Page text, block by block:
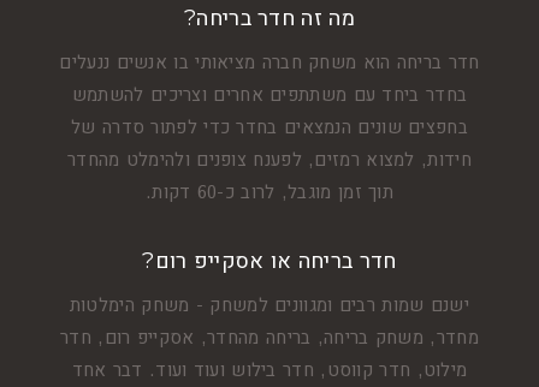
מה זה חדר בריחה?
חדר בריחה הוא משחק חברה מציאותי בו אנשים ננעלים
בחדר ביחד עם משתתפים אחרים וצריכים להשתמש
בחפצים שונים הנמצאים בחדר כדי לפתור סדרה של
חידות, למצוא רמזים, לפענח צופנים ולהימלט מהחדר
תוך זמן מוגבל, לרוב כ-60 דקות.
חדר בריחה או אסקייפ רום?
ישנם שמות רבים ומגוונים למשחק - משחק הימלטות
מחדר, משחק בריחה, בריחה מהחדר, אסקייפ רום, חדר
מילוט, חדר קווסט, חדר בילוש ועוד ועוד. דבר אחד